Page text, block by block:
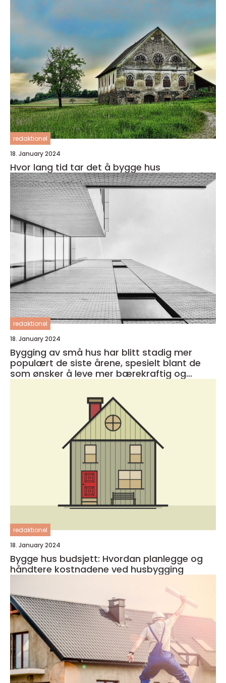
redaktionel
18. January 2024
Hvor lang tid tar det å bygge hus
redaktionel
18. January 2024
Bygging av små hus har blitt stadig mer
populært de siste årene, spesielt blant de
som ønsker å leve mer bærekraftig og
redaktionel
18. January 2024
Bygge hus budsjett: Hvordan planlegge og
håndtere kostnadene ved husbygging